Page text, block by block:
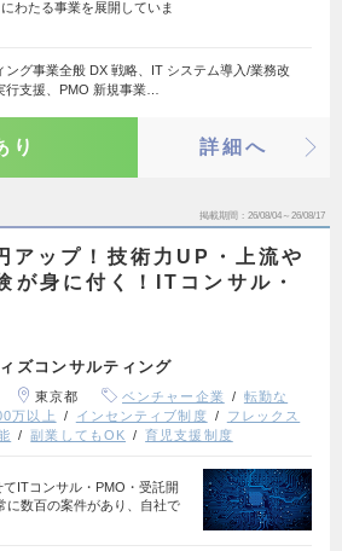
わたる事業を展開していま
ング事業全般 DX 戦略、IT システム導入/業務改
支援、PMO 新規事業…
り 詳細へ
掲載期間 26/08/04～26/08/17
アップ！技術力UP・上流や
が身に付く！ITコンサル・
ズコンサルティング
東京都 ベンチャー企業
転勤な
万以上 インセンティブ制度
フレックス
副業してもOK 育児支援制度
ITコンサル・PMO・受託開
に数百の案件があり、自社で